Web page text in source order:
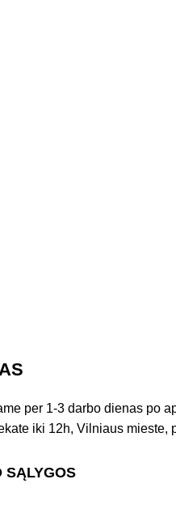
per 1-3 darbo dienas po
iki 12h, Vilniaus
SĄLYGOS